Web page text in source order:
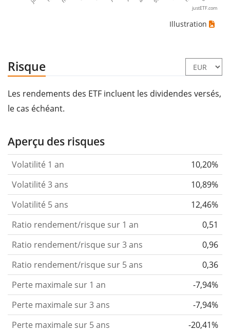
justETF.com
Illustration
Risque
Les rendements des ETF incluent les dividendes versés,
le cas échéant.
Aperçu des risques
Volatilité 1 an
10,20%
Volatilité 3 ans
10,89%
Volatilité 5 ans
12,46%
Ratio rendement/risque sur 1 an
0,51
Ratio rendement/risque sur 3 ans
0,96
Ratio rendement/risque sur 5 ans
0,36
Perte maximale sur 1 an
-7,94%
Perte maximale sur 3 ans
-7,94%
Perte maximale sur 5 ans
-20,41%